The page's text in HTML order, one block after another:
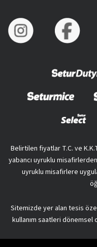
Belirtilen fiyatlar T.C. ve
yabancı uyruklu
uyruklu misafirlere
Sitemizde yer alan tesis
kullanım saatleri dönemsel